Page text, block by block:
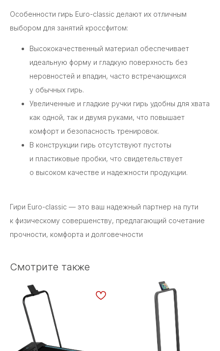
Особенности гирь Euro-classic делают их отличным
выбором для занятий кроссфитом:
Высококачественный материал обеспечивает
идеальную форму и гладкую поверхность без
неровностей и впадин, часто встречающихся
у обычных гирь.
Увеличенные и гладкие ручки гирь удобны для хвата
как одной, так и двумя руками, что повышает
комфорт и безопасность тренировок.
В конструкции гирь отсутствуют пустоты
и пластиковые пробки, что свидетельствует
о высоком качестве и надежности продукции.
Гири Euro-classic — это ваш надежный партнер на пути
к физическому совершенству, предлагающий сочетание
прочности, комфорта и долговечности
Смотрите также